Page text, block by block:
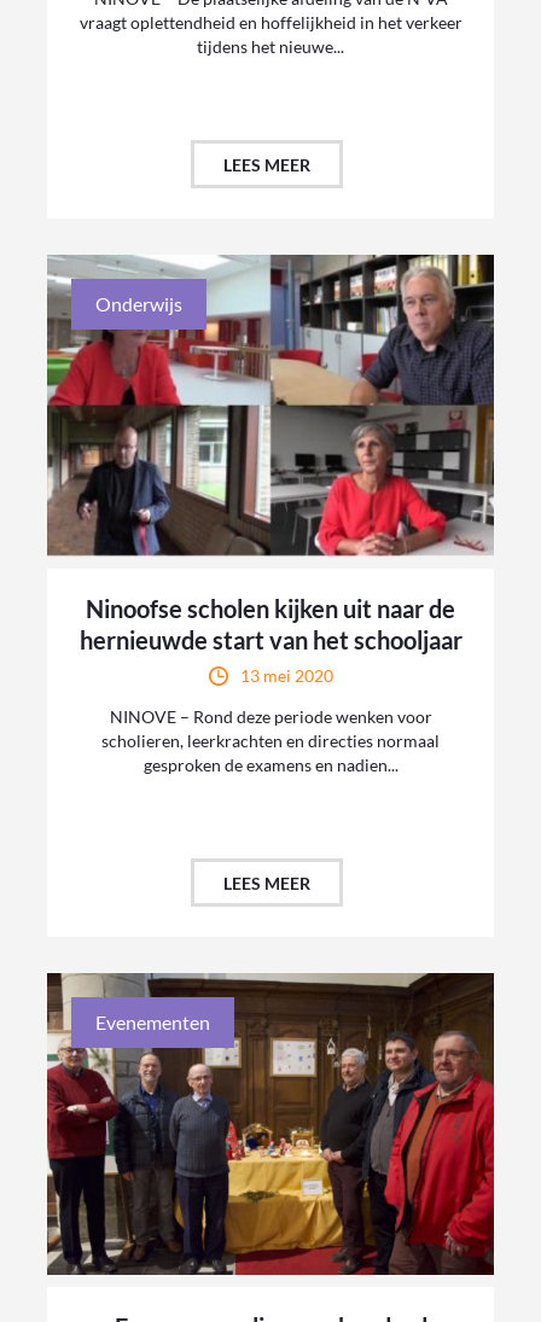
vraagt oplettendheid en hoffelijkheid in het verkeer
tijdens het nieuwe...
LEES MEER
Onderwijs
Ninoofse scholen kijken uit naar de
hernieuwde start van het schooljaar
13 mei 2020
NINOVE – Rond deze periode wenken voor
scholieren, leerkrachten en directies normaal
gesproken de examens en nadien...
LEES MEER
Evenementen